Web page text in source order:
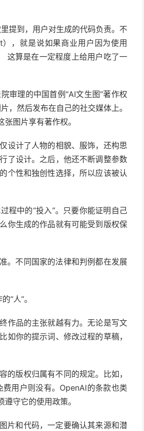
提到，用户对生成的代码负责。不
，就是说如果商业用户因为使用
这算是在一定程度上给用户吃了一
审理的中国首例“AI文生图”著作权
然后发布在自己的社交媒体上。
图片享有著作权。
设计了人物的相貌、服饰，还构思
了设计。之后，他还不断调整参数
个性和独创性选择，所以应该被认
程中的“投入”。只要你能证明自己
你生成的作品就有可能受到版权保
。不同国家的法律和判例都在发展
“人”。
作品的主张就越有力。无论是写文
你的提示词、修改过程的草稿，
版权归属有不同的规定。比如，
用户则没有。OpenAI的条款也类
守它的使用政策。
片和代码，一定要确认其来源和潜